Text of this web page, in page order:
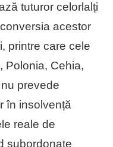
tuturor celorlalți
acestor
printre care cele
Polonia, Cehia,
prevede
în insolvență
reale de
subordonate